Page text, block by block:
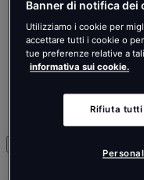
Français
Deutsch
Nederlands
Español
Italiano
Português
Banner di notifica dei
Utilizziamo i cookie per
accettare tutti i cookie o
tue preferenze relative a
informativa sui cookie.
Rifiuta tutti